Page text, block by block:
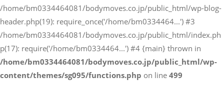
/home/bm0334464081/bodymoves.co.jp/public_html/wp-blog-
header.php(19): require_once('/home/bm0334464...') #3
/home/bm0334464081/bodymoves.co.jp/public_html/index.ph
p(17): require('/home/bm0334464...') #4 {main} thrown in
/home/bm0334464081/bodymoves.co.jp/public_html/wp-
content/themes/sg095/functions.php on line 499